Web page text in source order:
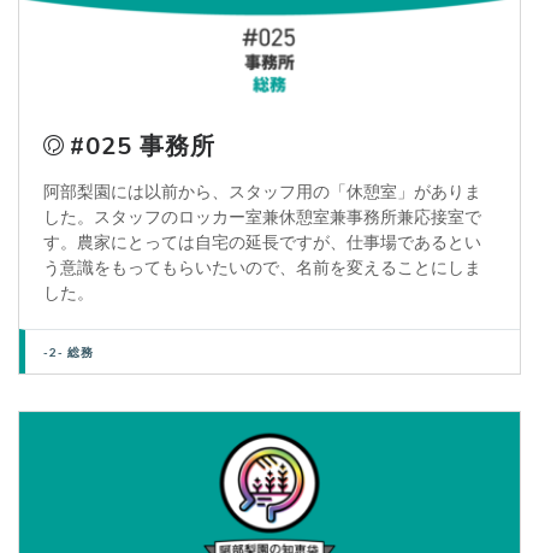
#025 事務所
阿部梨園には以前から、スタッフ用の「休憩室」がありま
した。スタッフのロッカー室兼休憩室兼事務所兼応接室で
す。農家にとっては自宅の延長ですが、仕事場であるとい
う意識をもってもらいたいので、名前を変えることにしま
した。
-2- 総務